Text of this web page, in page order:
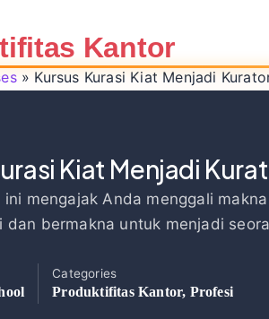
Kantor
» Kursus Kurasi Kiat Menjadi
Kiat Menjadi
ini mengajak Anda menggali
dan bermakna untuk menjadi
Categories
Produktifitas Kantor, Profesi